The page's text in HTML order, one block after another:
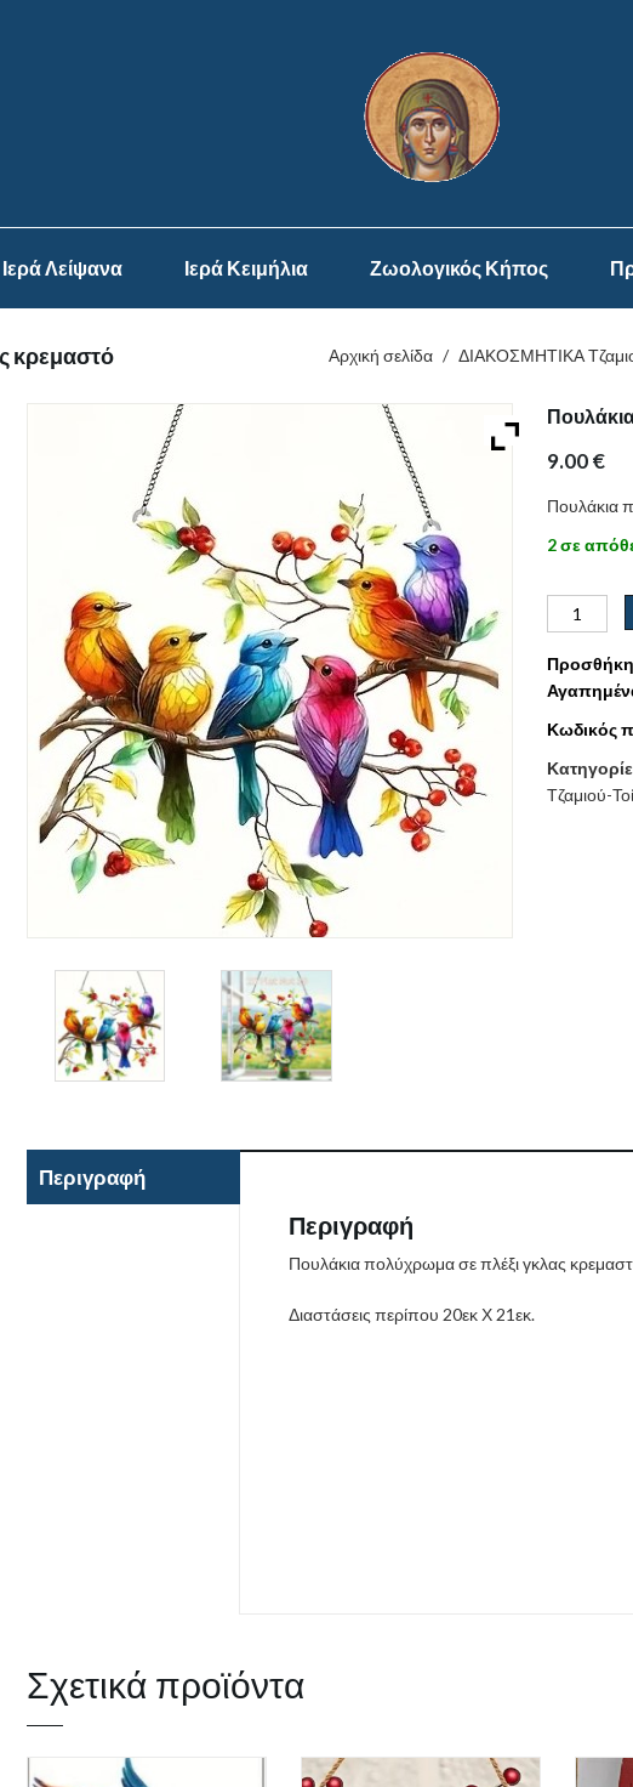
Ιερά Λείψανα Ιερά Κειμήλια Ζωολογικός Κήπος
κρεμαστό Αρχική σελίδα / ΔΙΑΚΟΣΜΗΤΙΚΑ
9.00€
Πουλάκια
2 σε
Κωδικός
Τζαμιού-
Περιγραφή
Περιγραφή
Πουλάκια πολύχρωμα σε πλέξι γκλας
Διαστάσεις περίπου 20εκ Χ 21εκ.
Σχετικά προϊόντα